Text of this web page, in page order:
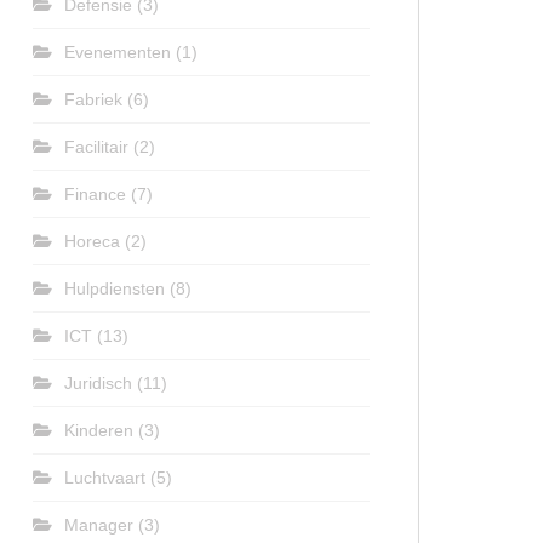
Defensie (3)
Evenementen (1)
Fabriek (6)
Facilitair (2)
Finance (7)
Horeca (2)
Hulpdiensten (8)
ICT (13)
Juridisch (11)
Kinderen (3)
Luchtvaart (5)
Manager (3)